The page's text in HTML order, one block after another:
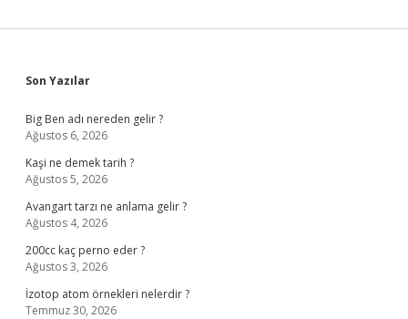
Sidebar
Son Yazılar
Big Ben adı nereden gelir ?
Ağustos 6, 2026
Kaşi ne demek tarih ?
Ağustos 5, 2026
Avangart tarzı ne anlama gelir ?
Ağustos 4, 2026
200cc kaç perno eder ?
Ağustos 3, 2026
İzotop atom örnekleri nelerdir ?
Temmuz 30, 2026